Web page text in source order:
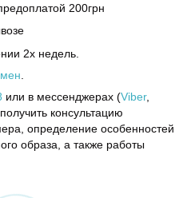
200грн
2х недель.
или в мессенджерах (Viber,
консультацию
определение особенностей
образа, а также работы